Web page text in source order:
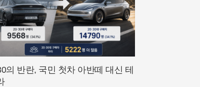
의 반란, 국민 첫차 아반떼 대신 테